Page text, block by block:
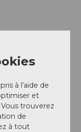
à l’aide de
et
trouverez
de
à tout